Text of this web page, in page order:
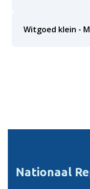
Witgoed klein -
Nationaal